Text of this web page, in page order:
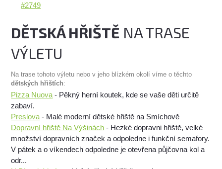
#2749
DĚTSKÁ HŘIŠTĚ NA TRASE
VÝLETU
Na trase tohoto výletu nebo v jeho blízkém okolí víme o těchto
dětských hřištích:
Pizza Nuova - Pěkný herní koutek, kde se vaše děti určitě
zabaví.
Preslova - Malé moderní dětské hřiště na Smíchově
Dopravní hřiště Na Výšinách - Hezké dopravni hřiště, velké
množství dopravních značek a odpoledne i funkční semafory.
V pátek a o víkendech odpoledne je otevřena půjčovna kol a
odr...